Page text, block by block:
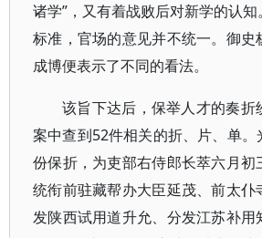
诸学”，又有着战败后对新学的认
标准，官场的意见并不统一。御史
成博便表示了不同的看法。
该旨下达后，保举人才的奏折
案中查到52件相关的折、片、单。
份保折，为吏部右侍郎长萃六月初
统衔前驻藏帮办大臣延茂、前太仆
发陕西试用道升允、分发江苏补用